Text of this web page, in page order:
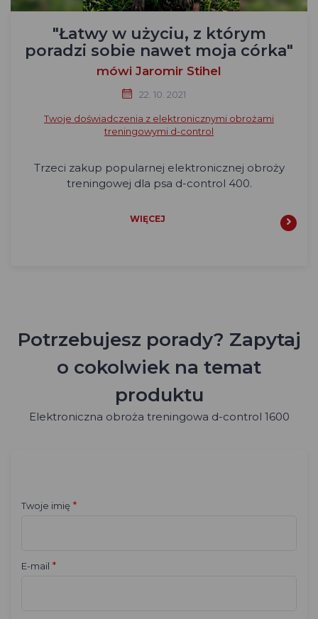
"Łatwy w użyciu, z którym
poradzi sobie nawet moja córka"
mówi Jaromir Stihel
22. 10. 2021
Twoje doświadczenia z elektronicznymi obrożami
treningowymi d-control
Trzeci zakup popularnej elektronicznej obroży
treningowej dla psa d-control 400.
WIĘCEJ
Potrzebujesz porady? Zapytaj
o cokolwiek na temat
produktu
Elektroniczna obroża treningowa d-control 1600
Twoje imię *
E-mail *